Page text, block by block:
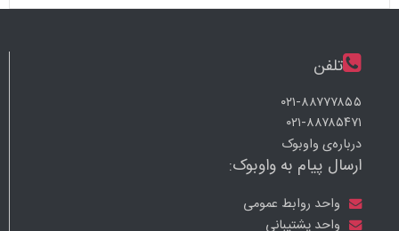
تلفن
۰۲۱-۸۸۷۷۷۸۵۵
۰۲۱-۸۸۷۸۵۴۷۱
درباره‌ی واوبوک
ارسال پیام به واوبوک:
واحد روابط عمومی
واحد پشتیبانی